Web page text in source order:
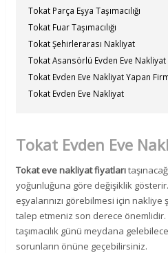
Tokat Parça Eşya Taşımacılığı
Tokat Fuar Taşımacılığı
Tokat Şehirlerarası Nakliyat
Tokat Asansörlü Evden Eve Nakliyat
Tokat Evden Eve Nakliyat Yapan
Tokat Evden Eve Nakliyat
Tokat Evden Eve
Tokat eve nakliyat fiyatları
yoğunluğuna göre değişiklik
eşyalarınızı görebilmesi için
talep etmeniz son derece
taşımacılık günü meydana
sorunların önüne geçebilirsiniz.